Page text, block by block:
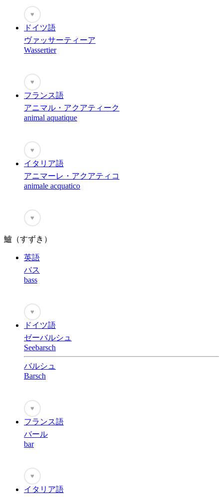
♥
ドイツ語
ヴァッサーティーア
Wassertier
♥
フランス語
アニマル・アクアティーク
animal aquatique
♥
イタリア語
アニマーレ・アクアティコ
animale acquatico
♥
鱸（すずき）
英語
バス
bass
♥
ドイツ語
ゼーバルシュ
Seebarsch
バルシュ
Barsch
♥
フランス語
バール
bar
♥
イタリア語